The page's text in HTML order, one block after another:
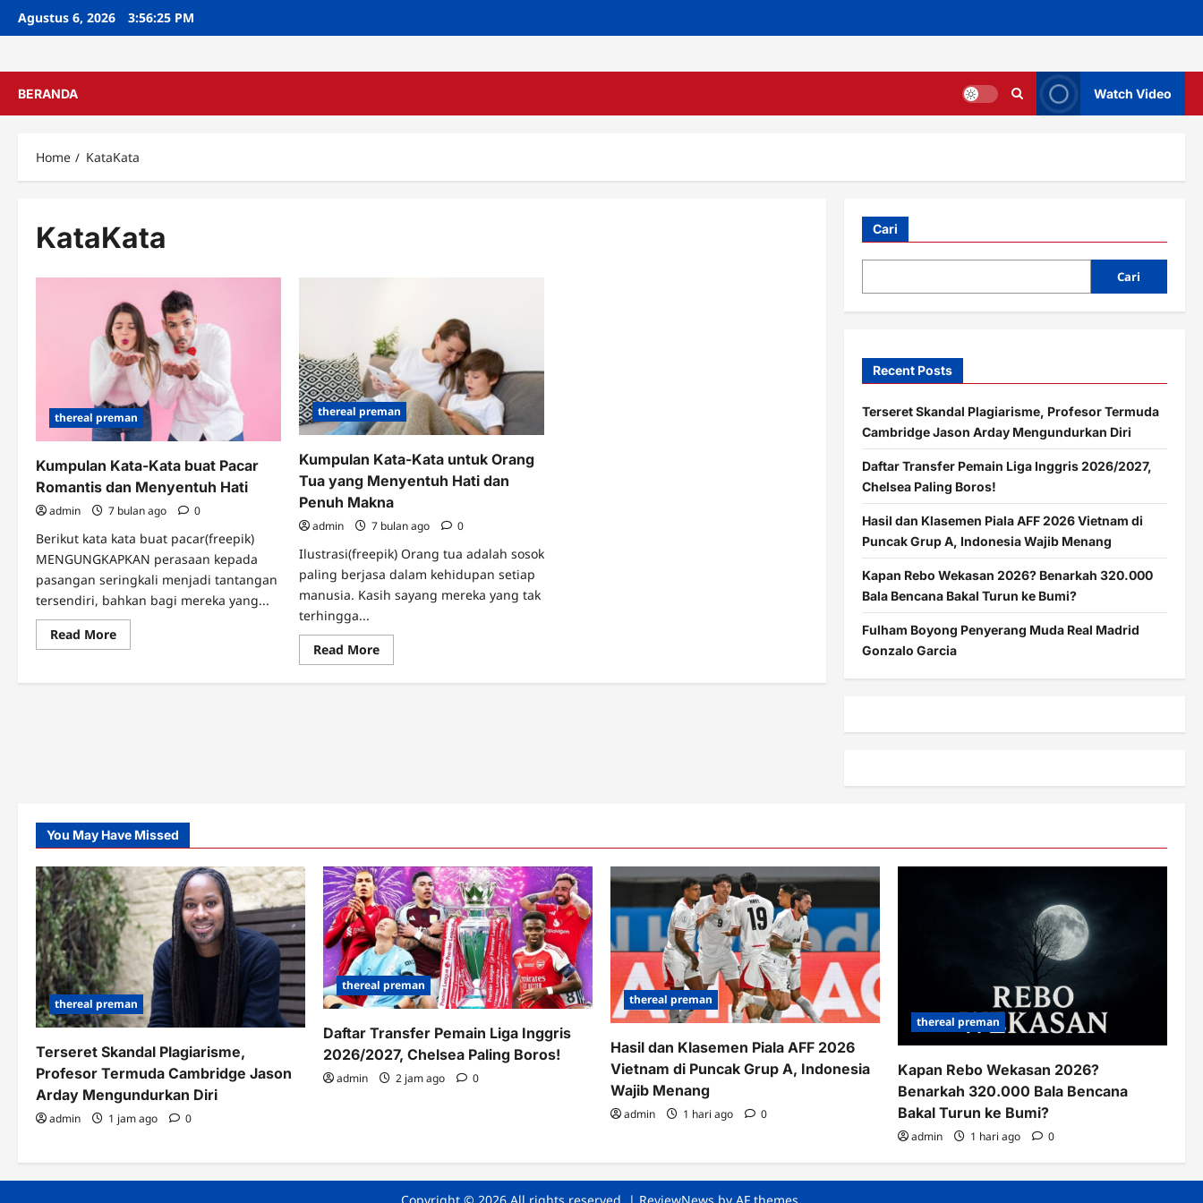
SkipAgustus 6, 2026 3:56:25 PM
BERANDA Watch Video
Home KataKata
KataKata
thereal preman
Kumpulan Kata-Kata buat Pacar
Romantis dan Menyentuh Hati
admin 7 bulan ago 0
Berikut kata kata buat pacar(freepik)
MENGUNGKAPKAN perasaan kepada
pasangan seringkali menjadi tantangan
tersendiri, bahkan bagi mereka yang...
Read MoreRead
more
Kata-
thereal preman
Kumpulan Kata-Kata untuk Orang
Tua yang Menyentuh Hati dan
Penuh Makna
admin 7 bulan ago 0
Ilustrasi(freepik) Orang tua adalah sosok
paling berjasa dalam kehidupan setiap
manusia. Kasih sayang mereka yang tak
terhingga...
Read MoreRead
more
Kumpulan
Cari
Cari
Recent Posts
Terseret Skandal Plagiarisme, Profesor Termuda
Cambridge Jason Arday Mengundurkan Diri
Daftar Transfer Pemain Liga Inggris 2026/2027,
Chelsea Paling Boros!
Hasil dan Klasemen Piala AFF 2026 Vietnam di
Puncak Grup A, Indonesia Wajib Menang
Kapan Rebo Wekasan 2026? Benarkah 320.000
Bala Bencana Bakal Turun ke Bumi?
Fulham Boyong Penyerang Muda Real Madrid
Gonzalo Garcia
You May Have Missed
thereal preman
Terseret Skandal Plagiarisme,
Profesor Termuda Cambridge Jason
Arday Mengundurkan Diri
admin 1 jam ago 0
thereal preman
Daftar Transfer Pemain Liga Inggris
2026/2027, Chelsea Paling Boros!
admin 2 jam ago 0
thereal preman
Hasil dan Klasemen Piala AFF 2026
Vietnam di Puncak Grup A, Indonesia
Wajib Menang
admin 1 hari ago 0
thereal preman
Kapan Rebo Wekasan 2026?
Benarkah 320.000 Bala Bencana
Bakal Turun ke Bumi?
admin 1 hari ago 0